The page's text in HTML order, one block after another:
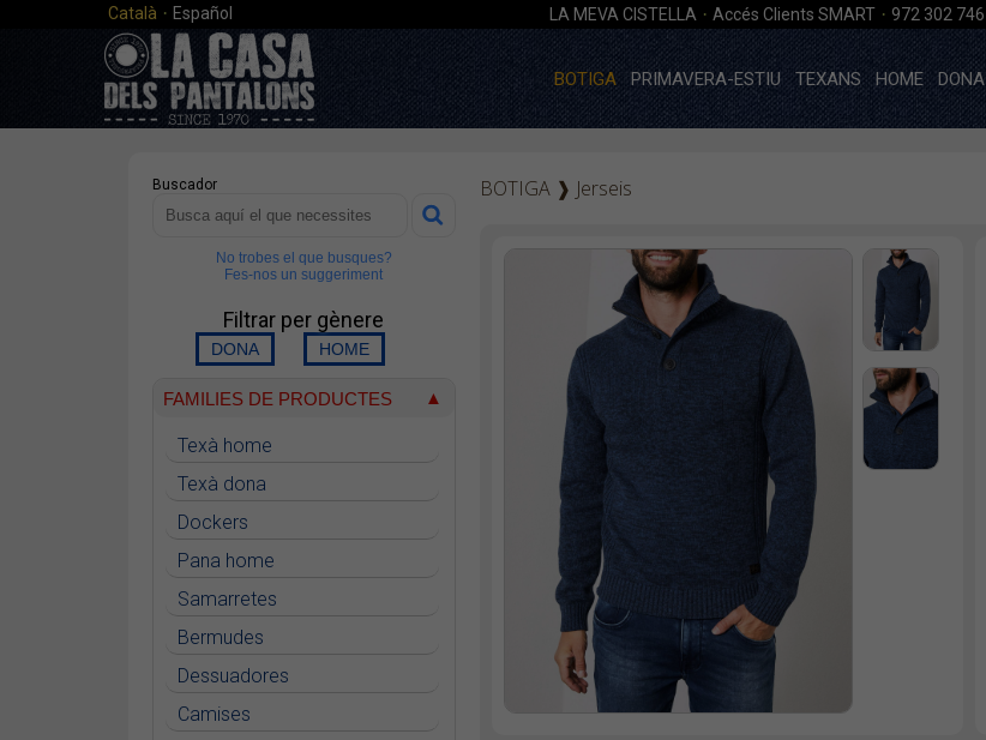
Català · Español LA MEVA CISTELLA · Accés Clients SMART · 972 302 746
BOTIGA PRIMAVERA-ESTIU TEXANS HOME DONA
Buscador
No trobes el que busques?
Fes-nos un suggeriment
Filtrar per gènere
FAMILIES DE PRODUCTES
Texà home
Texà dona
Dockers
Pana home
Samarretes
Bermudes
Dessuadores
Camises
BOTIGA ❱ Jerseis